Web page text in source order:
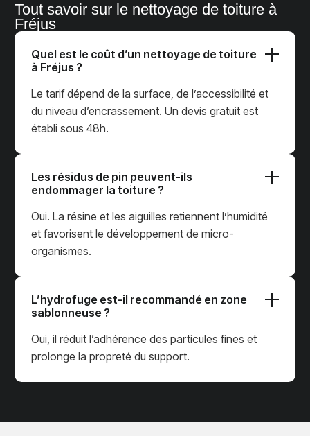
Tout savoir sur le nettoyage de toiture à
Fréjus
Quel est le coût d’un nettoyage de toiture
à Fréjus ?
Le tarif dépend de la surface, de l’accessibilité et
du niveau d’encrassement. Un devis gratuit est
établi sous 48h.
Les résidus de pin peuvent-ils
endommager la toiture ?
Oui. La résine et les aiguilles retiennent l’humidité
et favorisent le développement de micro-
organismes.
L’hydrofuge est-il recommandé en zone
sablonneuse ?
Oui, il réduit l’adhérence des particules fines et
prolonge la propreté du support.